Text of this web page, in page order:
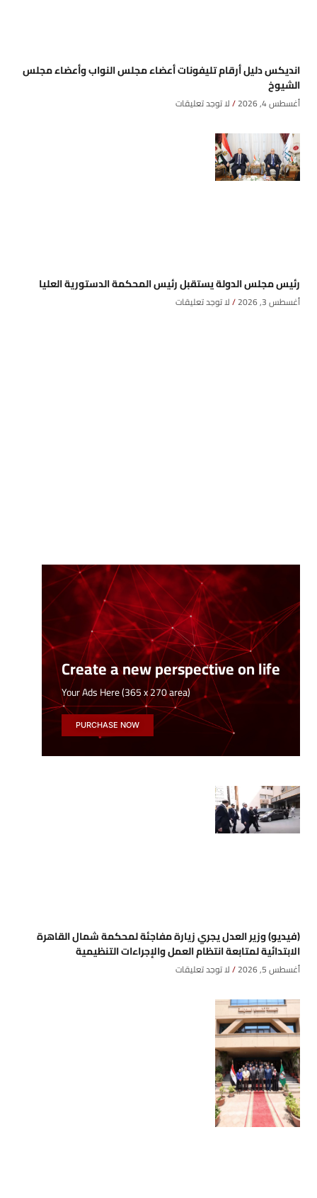
انديكس دليل أرقام تليفونات أعضاء مجلس النواب وأعضاء مجلس
الشيوخ
أغسطس 4, 2026 لا توجد تعليقات
رئيس مجلس الدولة يستقبل رئيس المحكمة الدستورية العليا
أغسطس 3, 2026 لا توجد تعليقات
Create a new perspective on life
Your Ads Here (365 x 270 area)
PURCHASE NOW
(فيديو) وزير العدل يجري زيارة مفاجئة لمحكمة شمال القاهرة
الابتدائية لمتابعة انتظام العمل والإجراءات التنظيمية
أغسطس 5, 2026 لا توجد تعليقات